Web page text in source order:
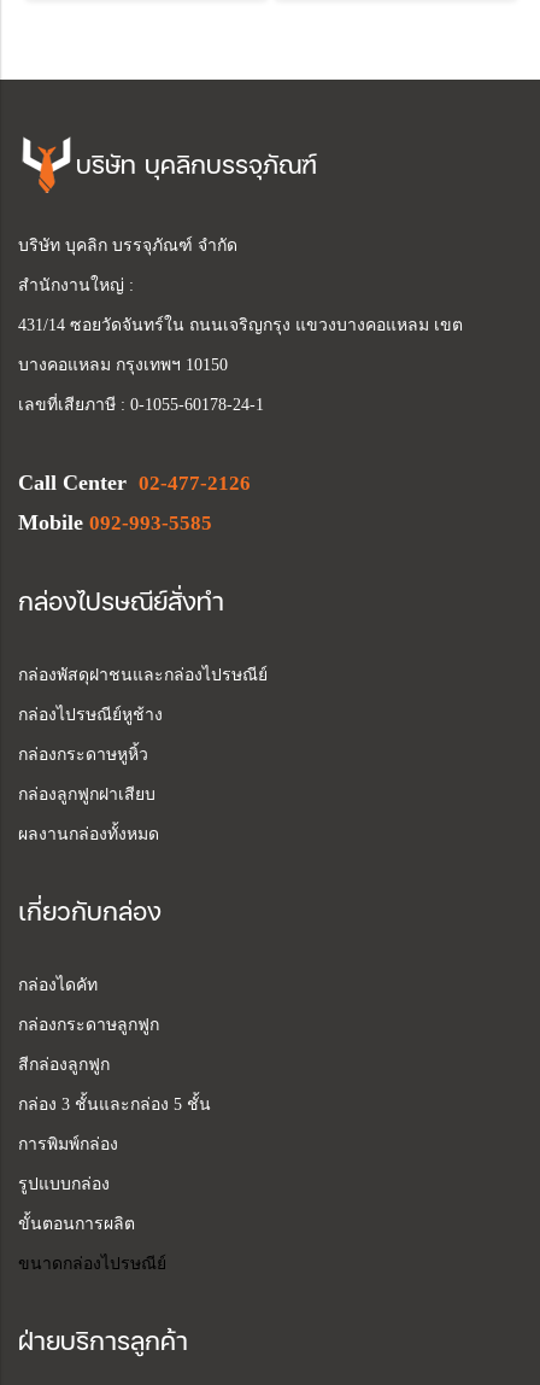
บริษัท บุคลิกบรรจุภัณฑ์
บริษัท บุคลิก บรรจุภัณฑ์ จำกัด
สำนักงานใหญ่ :
431/14 ซอยวัดจันทร์ใน ถนนเจริญกรุง แขวงบางคอแหลม เขต
บางคอแหลม กรุงเทพฯ 10150
เลขที่เสียภาษี : 0-1055-60178-24-1
Call Center 02-477-2126
Mobile 092-993-5585
กล่องไปรษณีย์สั่งทำ
กล่องพัสดุฝาชนและกล่องไปรษณีย์
กล่องไปรษณีย์หูช้าง
กล่องกระดาษหูหิ้ว
กล่องลูกฟูกฝาเสียบ
ผลงานกล่องทั้งหมด
เกี่ยวกับกล่อง
กล่องไดคัท
กล่องกระดาษลูกฟูก
สีกล่องลูกฟูก
กล่อง 3 ชั้นและกล่อง 5 ชั้น
การพิมพ์กล่อง
รูปแบบกล่อง
ขั้นตอนการผลิต
ขนาดกล่องไปรษณีย์
ฝ่ายบริการลูกค้า